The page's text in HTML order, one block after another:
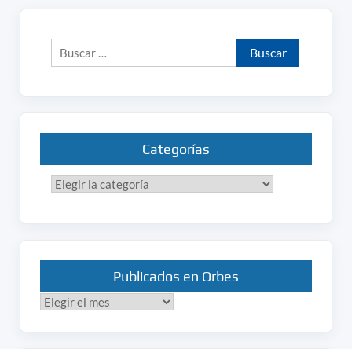
Buscar:
Categorías
Categorías
Publicados en Orbes
Publicados